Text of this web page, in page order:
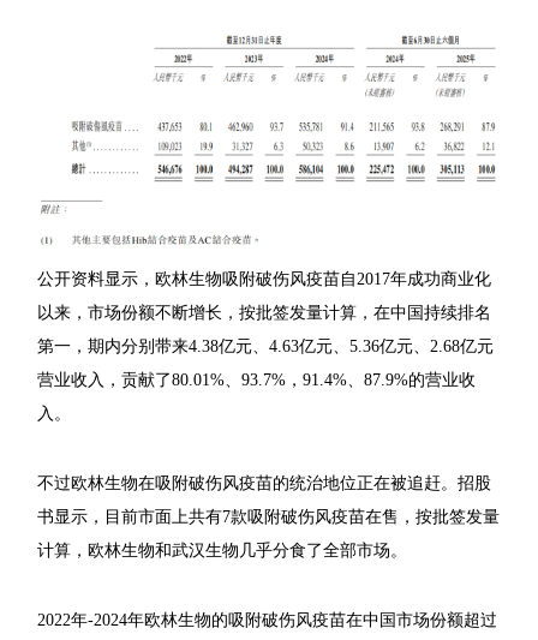
公开资料显示，欧林生物吸附破伤风疫苗自2017年成功商业化
以来，市场份额不断增长，按批签发量计算，在中国持续排名
第一，期内分别带来4.38亿元、4.63亿元、5.36亿元、2.68亿元
营业收入，贡献了80.01%、93.7%，91.4%、87.9%的营业收
入。
不过欧林生物在吸附破伤风疫苗的统治地位正在被追赶。招股
书显示，目前市面上共有7款吸附破伤风疫苗在售，按批签发量
计算，欧林生物和武汉生物几乎分食了全部市场。
2022年-2024年欧林生物的吸附破伤风疫苗在中国市场份额超过